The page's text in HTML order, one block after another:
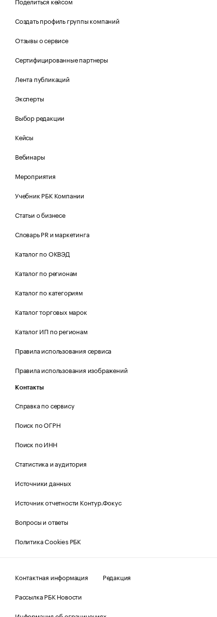
Создать профиль группы компаний
Отзывы о сервисе
Сертифицированные партнеры
Лента публикаций
Эксперты
Выбор редакции
Кейсы
Вебинары
Мероприятия
Учебник РБК Компании
Статьи о бизнесе
Словарь PR и маркетинга
Каталог по ОКВЭД
Каталог по регионам
Каталог по категориям
Каталог торговых марок
Каталог ИП по регионам
Правила использования сервиса
Правила использования изображений
Контакты
Справка по сервису
Поиск по ОГРН
Поиск по ИНН
Статистика и аудитория
Источники данных
Источник отчетности Контур.Фокус
Вопросы и ответы
Политика Cookies РБК
Контактная информация
Редакция
Рассылка РБК Новости